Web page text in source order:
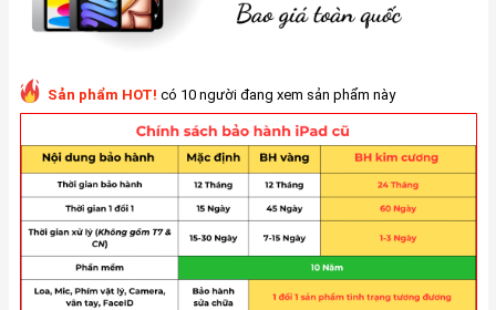
Sản phẩm HOT! có 10 người đang xem sản phẩm này